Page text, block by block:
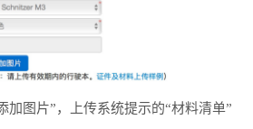
加图片”，上传系统提示的“材料清单”